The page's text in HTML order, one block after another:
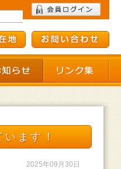
一覧
ます！
2025年09月30日